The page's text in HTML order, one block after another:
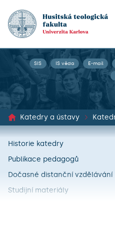
SIS IS věda E-mail
Katedry a ústavy
Historie katedry
Publikace pedagogů
Dočasné distanční vzdělávání
Studijní materiály